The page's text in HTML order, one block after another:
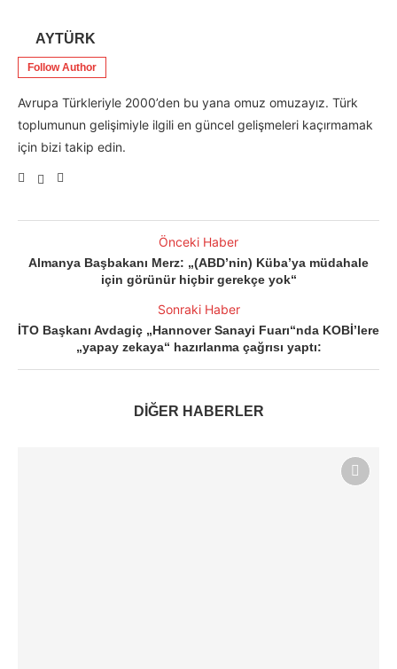
AYTÜRK
Follow Author
Avrupa Türkleriyle 2000’den bu yana omuz omuzayız. Türk
toplumunun gelişimiyle ilgili en güncel gelişmeleri kaçırmamak
için bizi takip edin.
Önceki Haber
Almanya Başbakanı Merz: „(ABD’nin) Küba’ya müdahale
için görünür hiçbir gerekçe yok“
Sonraki Haber
İTO Başkanı Avdagiç „Hannover Sanayi Fuarı“nda KOBİ’lere
„yapay zekaya“ hazırlanma çağrısı yaptı:
DİĞER HABERLER